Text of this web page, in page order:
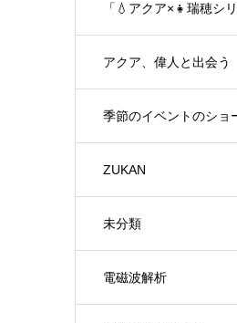
「💧アクア×👧瑞穂シ
学の対話」
アクア、偉人と出会う
季節のイベントのショ
ZUKAN
未分類
電磁波解析